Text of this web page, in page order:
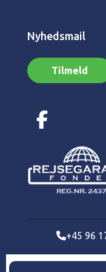
Nyhedsmail
Tilmeld
+45 96